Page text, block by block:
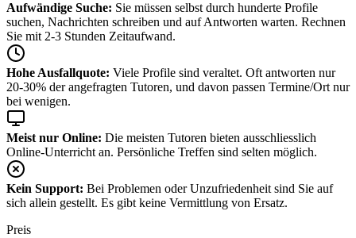
Aufwändige Suche: Sie müssen selbst durch hunderte Profile
suchen, Nachrichten schreiben und auf Antworten warten. Rechnen
Sie mit 2-3 Stunden Zeitaufwand.
Hohe Ausfallquote: Viele Profile sind veraltet. Oft antworten nur
20-30% der angefragten Tutoren, und davon passen Termine/Ort nur
bei wenigen.
Meist nur Online: Die meisten Tutoren bieten ausschliesslich
Online-Unterricht an. Persönliche Treffen sind selten möglich.
Kein Support: Bei Problemen oder Unzufriedenheit sind Sie auf
sich allein gestellt. Es gibt keine Vermittlung von Ersatz.
Preis